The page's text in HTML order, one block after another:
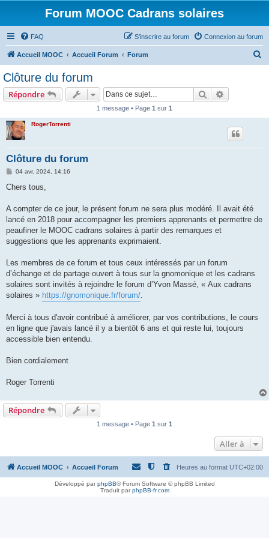
Forum MOOC Cadrans solaires
FAQ Connexion au forum
S’inscrire au forum
Accueil MOOC Accueil Forum Forum
Clôture du forum
Répondre Rechercher
1 message • Page 1 sur 1
RogerTorrenti
Clôture du forum
M
s
g
04 avr. 2024, 14:16
Chers tous,
A compter de ce jour, le présent forum ne sera plus modéré. Il avait été
lancé en 2018 pour accompagner les premiers apprenants et permettre de
peaufiner le MOOC cadrans solaires à partir des remarques et
suggestions que les apprenants exprimaient.
Les membres de ce forum et tous ceux intéressés par un forum
d’échange et de partage ouvert à tous sur la gnomonique et les cadrans
solaires sont invités à rejoindre le forum d’Yvon Massé, « Aux cadrans
solaires » https://gnomonique.fr/forum/.
Merci à tous d'avoir contribué à améliorer, par vos contributions, le cours
en ligne que j'avais lancé il y a bientôt 6 ans et qui reste lui, toujours
accessible bien entendu.
Bien cordialement
Roger Torrenti
Répondre
1 message • Page 1 sur 1
Aller à
Accueil MOOC Accueil Forum Heures au format UTC+02:00
Développé parphpBB® Forum Software © phpBB Limited
Traduit parphpBB-fr.com